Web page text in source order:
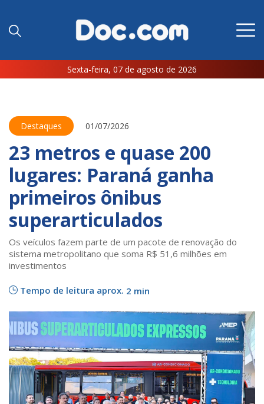
Sexta-feira, 07 de agosto de 2026
Destaques 01/07/2026
23 metros e quase 200
lugares: Paraná ganha
primeiros ônibus
superarticulados
Os veículos fazem parte de um pacote de renovação do
sistema metropolitano que soma R$ 51,6 milhões em
investimentos
Tempo de leitura aprox. 2 min